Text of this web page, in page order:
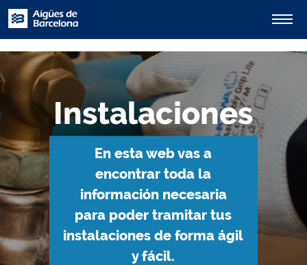
Instalaciones
En esta web vas a
encontrar toda la
información necesaria
para poder tramitar tus
instalaciones de forma ágil
y fácil.